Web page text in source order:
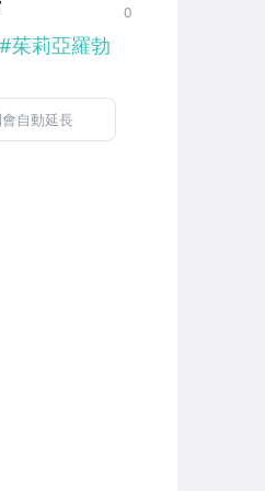
0
#茱莉亞羅勃
自動延長